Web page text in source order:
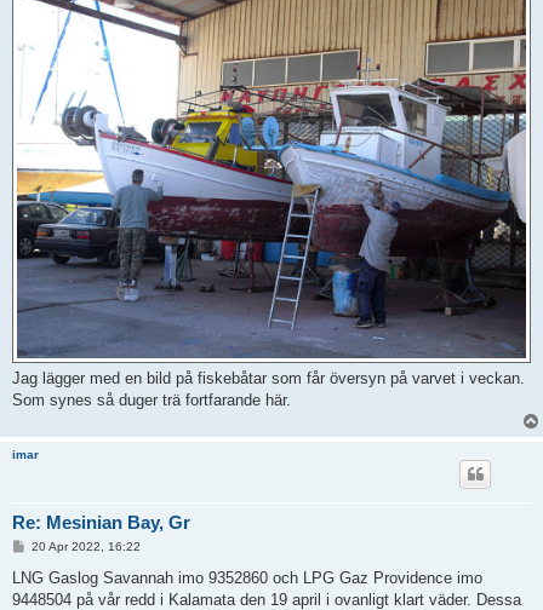
Jag lägger med en bild på fiskebåtar som får översyn på varvet i veckan.
Som synes så duger trä fortfarande här.
imar
Re: Mesinian Bay, Gr
P
s
20 Apr 2022, 16:22
LNG Gaslog Savannah imo 9352860 och LPG Gaz Providence imo
9448504 på vår redd i Kalamata den 19 april i ovanligt klart väder. Dessa